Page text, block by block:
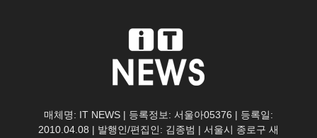
매체명: IT NEWS | 등록정보: 서울아05376 | 등록일:
2010.04.08 | 발행인/편집인: 김종범 | 서울시 종로구 새